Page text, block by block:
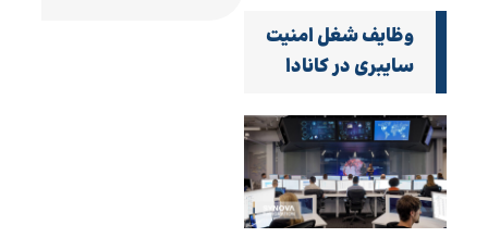
وظایف شغل امنیت
سایبری در کانادا